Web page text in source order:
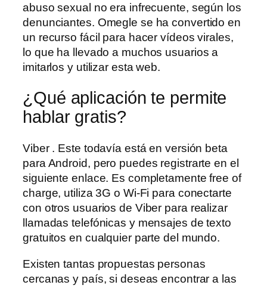
abuso sexual no era infrecuente, según los
denunciantes. Omegle se ha convertido en
un recurso fácil para hacer vídeos virales,
lo que ha llevado a muchos usuarios a
imitarlos y utilizar esta web.
¿Qué aplicación te permite
hablar gratis?
Viber . Este todavía está en versión beta
para Android, pero puedes registrarte en el
siguiente enlace. Es completamente free of
charge, utiliza 3G o Wi-Fi para conectarte
con otros usuarios de Viber para realizar
llamadas telefónicas y mensajes de texto
gratuitos en cualquier parte del mundo.
Existen tantas propuestas personas
cercanas y país, si deseas encontrar a las